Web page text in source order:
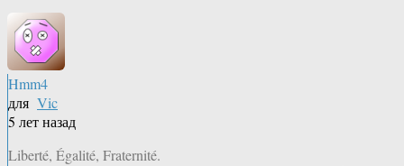
Hmm4
для Vic
5 лет назад
Liberté, Égalité, Fraternité.